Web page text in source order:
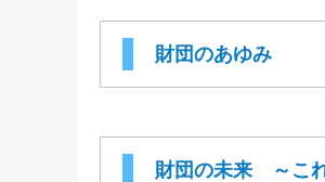
財団のあゆみ
財団の未来 ～こ